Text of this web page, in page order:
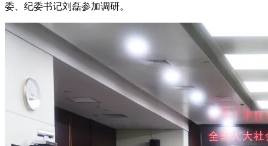
委、纪委书记刘磊参加调研。